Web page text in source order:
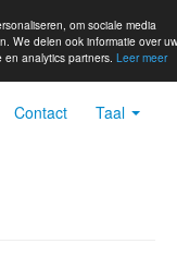
om sociale media
We delen ook informatie over uw
analytics partners. Leer meer
Contact Taal